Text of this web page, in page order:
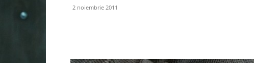
2 noiembrie 2011